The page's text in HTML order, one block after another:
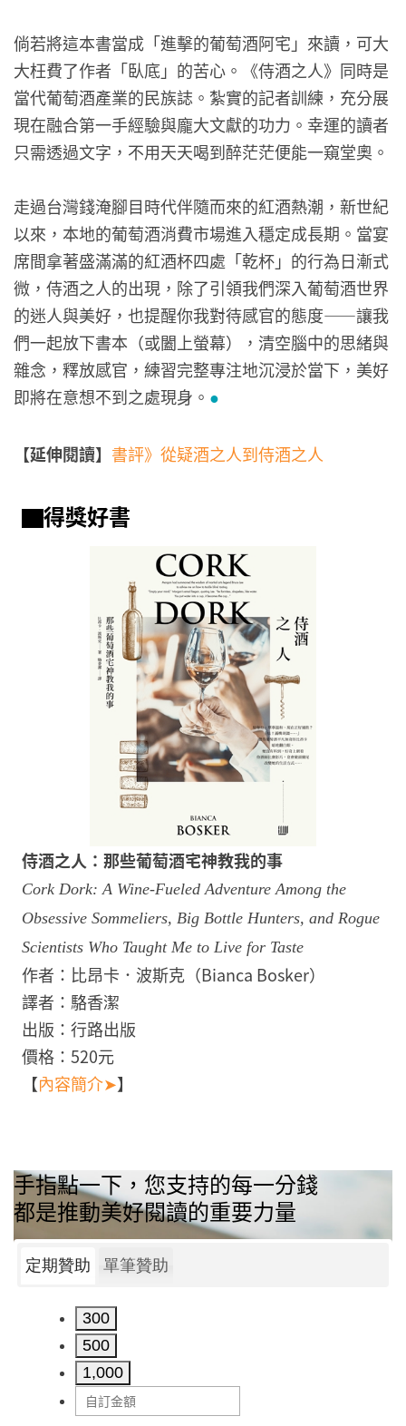
倘若將這本書當成「進擊的葡萄酒阿宅」來讀，可大
大枉費了作者「臥底」的苦心。《侍酒之人》同時是
當代葡萄酒產業的民族誌。紮實的記者訓練，充分展
現在融合第一手經驗與龐大文獻的功力。幸運的讀者
只需透過文字，不用天天喝到醉茫茫便能一窺堂奧。
走過台灣錢淹腳目時代伴隨而來的紅酒熱潮，新世紀
以來，本地的葡萄酒消費市場進入穩定成長期。當宴
席間拿著盛滿滿的紅酒杯四處「乾杯」的行為日漸式
微，侍酒之人的出現，除了引領我們深入葡萄酒世界
的迷人與美好，也提醒你我對待感官的態度——讓我
們一起放下書本（或闔上螢幕），清空腦中的思緒與
雜念，釋放感官，練習完整專注地沉浸於當下，美好
即將在意想不到之處現身。 ●
【延伸閱讀】 書評》從疑酒之人到侍酒之人
▇得獎好書
侍酒之人：那些葡萄酒宅神教我的事​
Cork Dork: A Wine-Fueled Adventure Among the
Obsessive Sommeliers, Big Bottle Hunters, and Rogue
Scientists Who Taught Me to Live for Taste​
作者：比昂卡．波斯克（Bianca Bosker）
譯者：駱香潔
出版：行路出版
價格：520元
【內容簡介➤】
手指點一下，您支持的每一分錢
都是推動美好閱讀的重要力量
定期贊助 單筆贊助
300
500
1,000